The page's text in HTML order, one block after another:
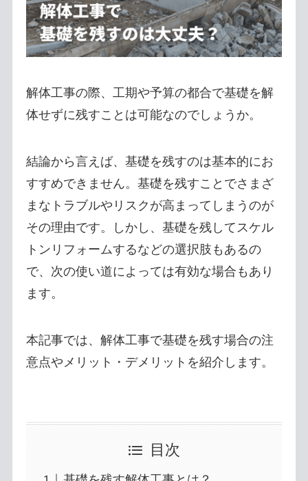
解体工事の際、工期や予算の都合で基礎を解
体せずに残すことは可能なのでしょうか。
結論から言えば、基礎を残すのは基本的にお
すすめできません。基礎を残すことでさまざ
まなトラブルやリスクが高まってしまうのが
その理由です。しかし、基礎を残してスケル
トンリフォームするなどの選択肢もあるの
で、次の使い道によっては有効な場合もあり
ます。
本記事では、解体工事で基礎を残す場合の注
意点やメリット・デメリットを紹介します。
目次